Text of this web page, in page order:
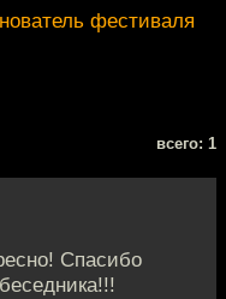
фестиваля
всего: 1
Спасибо